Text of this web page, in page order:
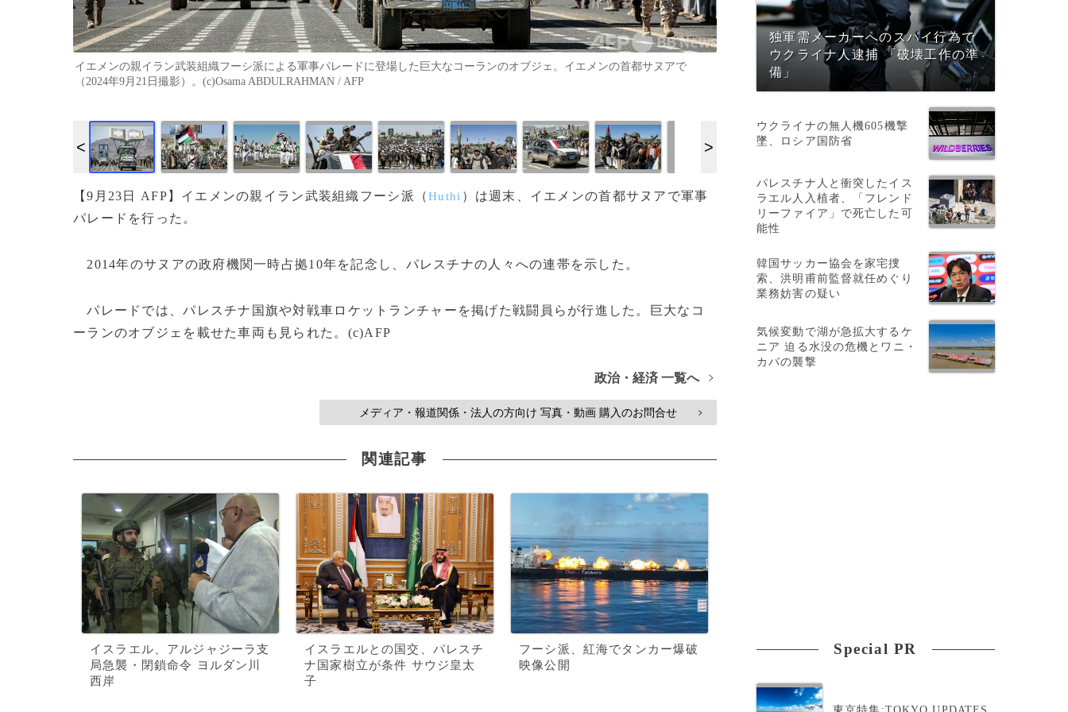
イエメンの親イラン武装組織フーシ派による軍事パレードに登場した巨大なコーランのオブジェ。イエメンの首都サヌアで
（2024年9月21日撮影）。(c)Osama ABDULRAHMAN / AFP
【9月23日 AFP】イエメンの親イラン武装組織フーシ派（Huthi ）は週末、イエメンの首都サヌアで軍事
パレードを行った。
2014年のサヌアの政府機関一時占拠10年を記念し、パレスチナの人々への連帯を示した。
パレードでは、パレスチナ国旗や対戦車ロケットランチャーを掲げた戦闘員らが行進した。巨大なコ
ーランのオブジェを載せた車両も見られた。(c)AFP
政治・経済 一覧へ >
メディア・報道関係・法人の方向け 写真・動画 購入のお問合せ >
関連記事
イスラエル、アルジャジーラ支
局急襲・閉鎖命令 ヨルダン川
西岸
イスラエルとの国交、パレスチ
ナ国家樹立が条件 サウジ皇太
子
フーシ派、紅海でタンカー爆破
映像公開
独軍需メーカーへのスパイ行為で
ウクライナ人逮捕 「破壊工作の準
備」
ウクライナの無人機605機撃
墜、ロシア国防省
パレスチナ人と衝突したイス
ラエル人入植者、「フレンド
リーファイア」で死亡した可
能性
韓国サッカー協会を家宅捜
索、洪明甫前監督就任めぐり
業務妨害の疑い
気候変動で湖が急拡大するケ
ニア 迫る水没の危機とワニ・
カバの襲撃
Special PR
東京特集:TOKYO UPDATES